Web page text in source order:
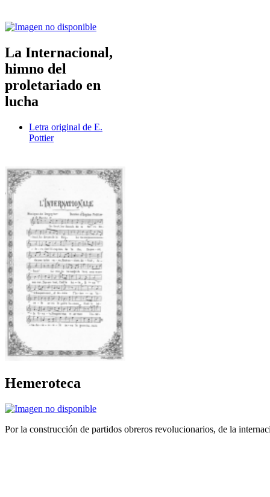
La Internacional,
himno del
proletariado en
lucha
Letra original de E.
Pottier
Hemeroteca
Por la construcción de partidos obreros revolucionarios, de la